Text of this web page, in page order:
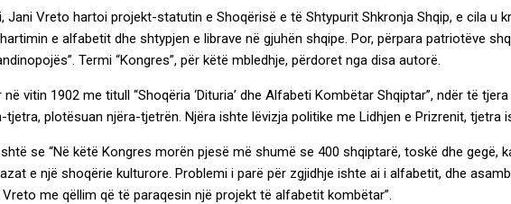
Vreto hartoi projekt-statutin e Shoqërisë e të Shtypurit Shkronja Shqip, e cila u
e alfabetit dhe shtypjen e librave në gjuhën shqipe. Por, përpara patriotëve
Termi “Kongres”, për këtë mbledhje, përdoret nga disa autorë.
vitin 1902 me titull “Shoqëria ‘Dituria’ dhe Alfabeti Kombëtar Shqiptar”, ndër të
plotësuan njëra-tjetrën. Njëra ishte lëvizja politike me Lidhjen e Prizrenit, tjetra
se “Në këtë Kongres morën pjesë më shumë se 400 shqiptarë, toskë dhe gegë,
e një shoqërie kulturore. Problemi i parë për zgjidhje ishte ai i alfabetit, dhe
me qëllim që të paraqesin një projekt të alfabetit kombëtar”.